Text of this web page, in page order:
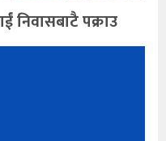
निवासबाटै पक्राउ